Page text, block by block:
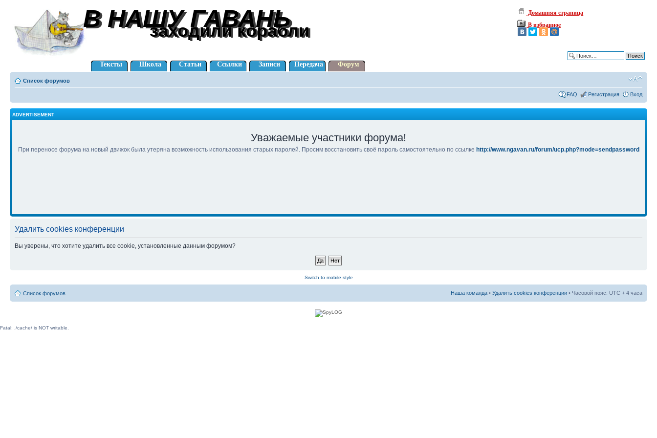
В НАШУ ГАВАНЬ
В НАШУ ГАВАНЬ
заходили корабли
заходили корабли
Домашняя страница
В избранное
Тексты Школа Статьи Ссылки Записи Передача Форум
Список форумов
FAQ Регистрация Вход
ADVERTISEMENT
Уважаемые участники форума!
При переносе форума на новый движок была утеряна возможность использования старых паролей. Просим восстановить своё пароль самостоятельно по ссылке http://www.ngavan.ru/forum/ucp.php?mode=sendpassword
Удалить cookies конференции
Вы уверены, что хотите удалить все cookie, установленные данным форумом?
Switch to mobile style
Список форумов Наша команда • Удалить cookies конференции • Часовой пояс: UTC + 4 часа
Fatal: ./cache/ is NOT writable.